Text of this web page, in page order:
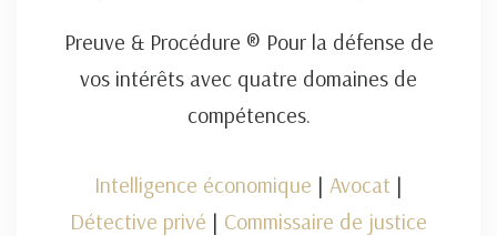
Preuve & Procédure ® Pour la défense de
vos intérêts avec quatre domaines de
compétences.
Intelligence économique | Avocat |
Détective privé | Commissaire de justice